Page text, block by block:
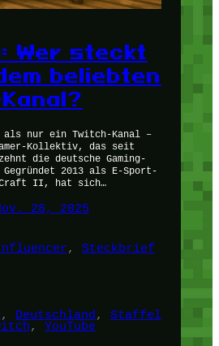
Wer steckt
beliebten
als nur ein Twitch-Kanal –
Kollektiv, das seit
die deutsche Gaming-
2013 als E-Sport-
II, hat sich…
28, 2025
, Steckbrief
, Deutschland , Staffel
, YouTube